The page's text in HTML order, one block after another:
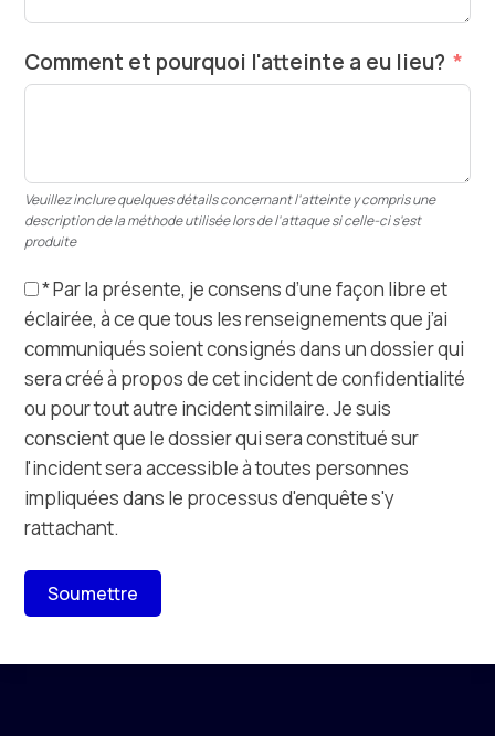
Comment et pourquoi l'atteinte a eu lieu?
Veuillez inclure quelques détails concernant l'atteinte y compris une
description de la méthode utilisée lors de l'attaque si celle-ci s'est
produite
* Par la présente, je consens d’une façon libre et
éclairée, à ce que tous les renseignements que j’ai
communiqués soient consignés dans un dossier qui
sera créé à propos de cet incident de confidentialité
ou pour tout autre incident similaire. Je suis
conscient que le dossier qui sera constitué sur
l'incident sera accessible à toutes personnes
impliquées dans le processus d'enquête s'y
rattachant.
Soumettre